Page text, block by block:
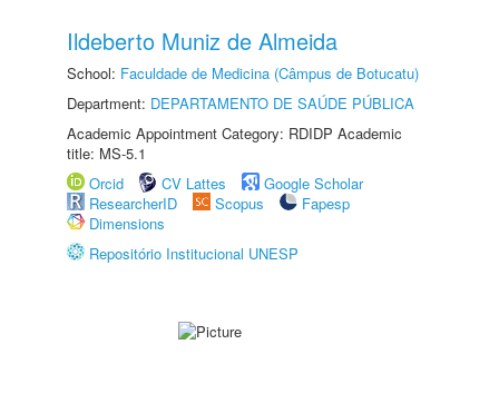
Ildeberto Muniz de Almeida
School: Faculdade de Medicina (Câmpus de Botucatu)
Department: DEPARTAMENTO DE SAÚDE PÚBLICA
Academic Appointment Category: RDIDP Academic
title: MS-5.1
Orcid
CV Lattes
Google Scholar
ResearcherID
Scopus
Fapesp
Dimensions
Repositório Institucional UNESP